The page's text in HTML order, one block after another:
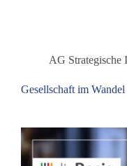
gemacht
AG Strategische
Gesellschaft im Wandel